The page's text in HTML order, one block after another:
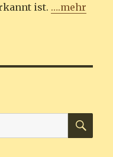
ist. ….mehr